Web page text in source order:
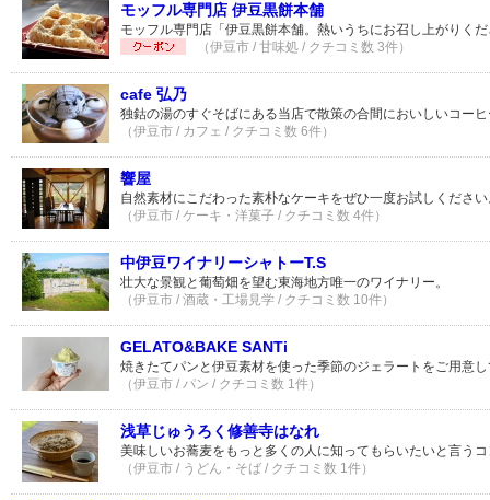
モッフル専門店 伊豆黒餅本舗
モッフル専門店「伊豆黒餅本舗。熱いうちにお召し上がりく
（伊豆市 / 甘味処 / クチコミ数 3件）
cafe 弘乃
独鈷の湯のすぐそばにある当店で散策の合間においしいコー
（伊豆市 / カフェ / クチコミ数 6件）
響屋
自然素材にこだわった素朴なケーキをぜひ一度お試しくださ
（伊豆市 / ケーキ・洋菓子 / クチコミ数 4件）
中伊豆ワイナリーシャトーT.S
壮大な景観と葡萄畑を望む東海地方唯一のワイナリー。
（伊豆市 / 酒蔵・工場見学 / クチコミ数 10件）
GELATO&BAKE SANTi
焼きたてパンと伊豆素材を使った季節のジェラートをご用意
（伊豆市 / パン / クチコミ数 1件）
浅草じゅうろく修善寺はなれ
美味しいお蕎麦をもっと多くの人に知ってもらいたいと言う
（伊豆市 / うどん・そば / クチコミ数 1件）